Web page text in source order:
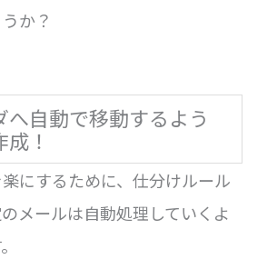
か？
へ自動で移動するよう
！
にするために、仕分けルール
メールは自動処理していくよ